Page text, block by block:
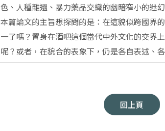
色、人種雜遢、暴力藥品交織的幽暗窄小的迷
本篇論文的主旨想探問的是：在這貌似跨國界
一了嗎？置身在酒吧這個當代中外文化的交界
呢？或者，在貌合的表象下，仍是各自表述、
回上頁